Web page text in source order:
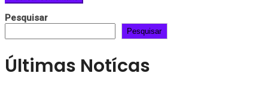
Pesquisar
Pesquisar
Últimas Notícas